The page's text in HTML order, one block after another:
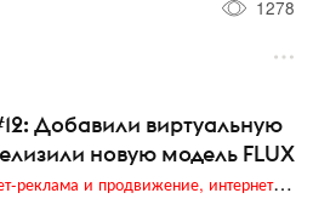
1278
Добавили виртуальную
новую модель FLUX
Digital (web-дизайн, интернет-реклама и продвижение, интернет-сообщества и блоги, интернет-коммуникации, мобильный маркетинг, реклама на цифровых экранах)